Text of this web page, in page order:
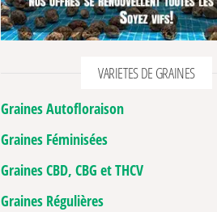
VARIETES DE GRAINES
Graines Autofloraison
Graines Féminisées
Graines CBD, CBG et THCV
Graines Régulières